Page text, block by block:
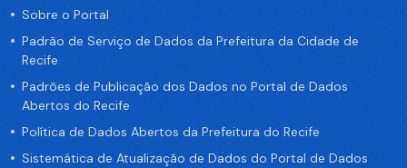
Sobre o Portal
Padrão de Serviço de Dados da Prefeitura da Cidade de
Recife
Padrões de Publicação dos Dados no Portal de Dados
Abertos do Recife
Política de Dados Abertos da Prefeitura do Recife
Sistemática de Atualização de Dados do Portal de Dados